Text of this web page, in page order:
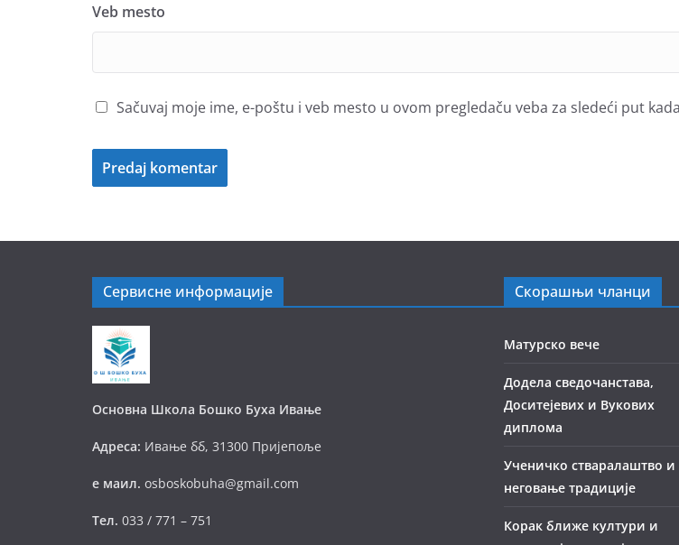
Veb mesto
Sačuvaj moje ime, e-poštu i veb mesto u ovom pregledaču veba za sledeći put
Сервисне информације
Основна Школа Бошко Буха Ивање
Адреса: Ивање бб, 31300 Пријепоље
е маил. osboskobuha@gmail.com
Тел. 033 / 771 – 751
Скорашњи чланци
Матурско вече
Додела сведочанстава,
Доситејевих и Вукових
диплома
Ученичко стваралаштво и
неговање традиције
Корак ближе култури и